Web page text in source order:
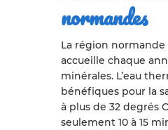
normandes
La région
accueille chaque
minérales. L’eau
bénéfiques pour la
à plus de 32 degrés
seulement 10 à 15